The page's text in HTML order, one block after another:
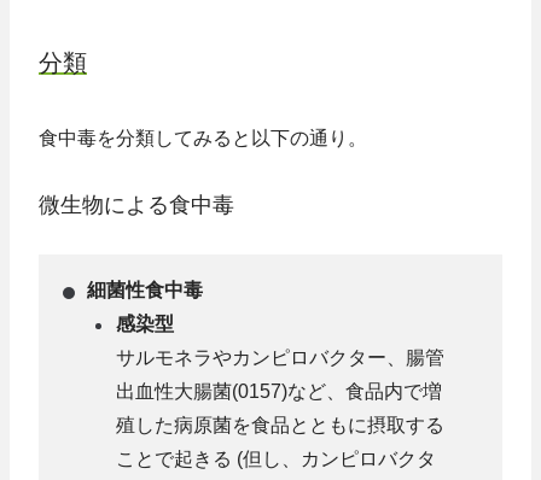
分類
食中毒を分類してみると以下の通り。
微生物による食中毒
細菌性食中毒
感染型
サルモネラやカンピロバクター、腸管
出血性大腸菌(0157)など、食品内で増
殖した病原菌を食品とともに摂取する
ことで起きる (但し、カンピロバクタ